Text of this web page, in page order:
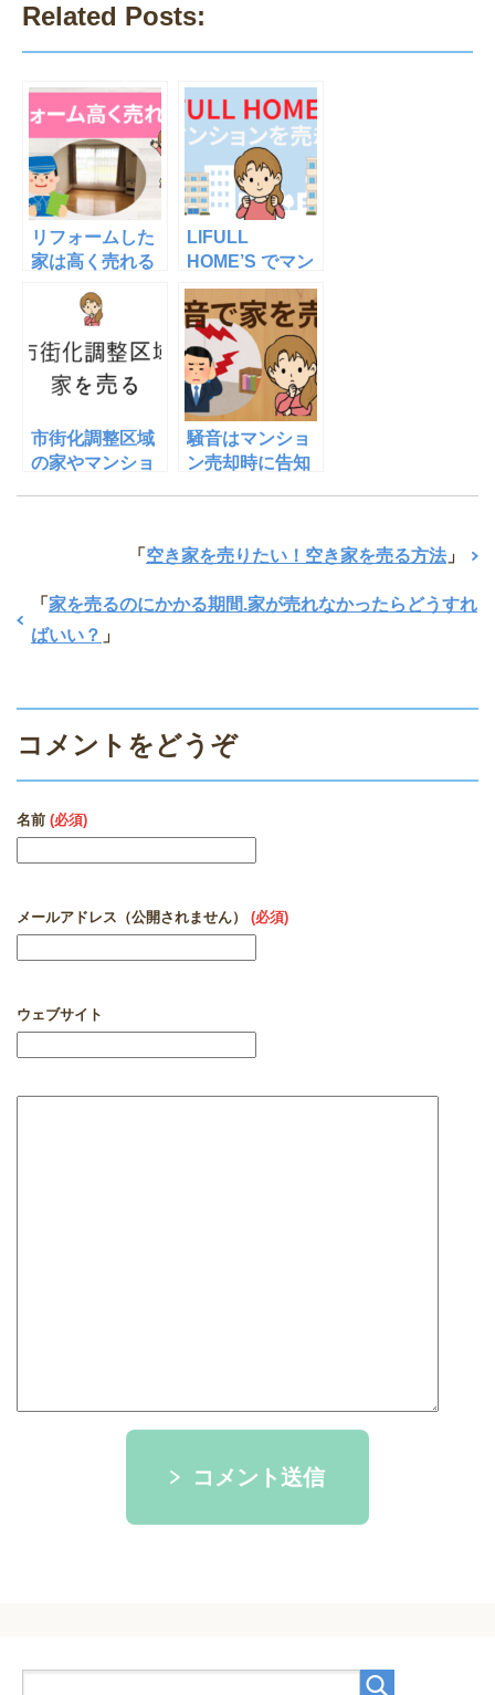
Related Posts:
リフォームした
家は高く売れる
リフォームは
LIFULL
HOME’S でマン
ションを売却す
る時の一括査定
の方法。評判
は？
市街化調整区域
の家やマンショ
騒音はマンショ
ン売却時に告知
「 空き家を売りたい！空き家を売る方法 」
「 家を売るのにかかる期間.家が売れなかったらどうすれ
ばいい？ 」
コメントをどうぞ
名前 (必須)
メールアドレス（公開されません） (必須)
ウェブサイト
コメント送信